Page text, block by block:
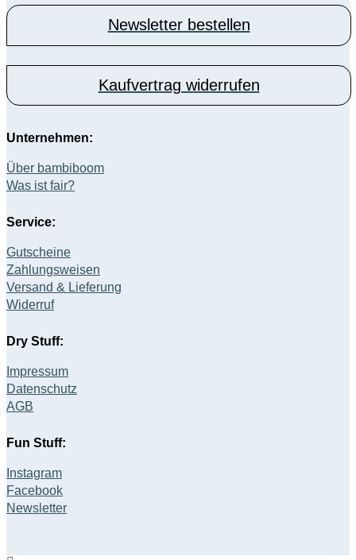
auf
der
Produktseite
gewählt
werden
Unternehmen:
Über bambiboom
Was ist fair?
Service:
Gutscheine
Zahlungsweisen
Versand & Lieferung
Widerruf
Dry Stuff:
Impressum
Datenschutz
AGB
Fun Stuff:
Instagram
Facebook
Newsletter
Newsletter bestellen
Kaufvertrag widerrufen